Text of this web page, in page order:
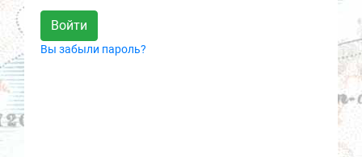
Контакты
Партнеры
Вы забыли пароль?